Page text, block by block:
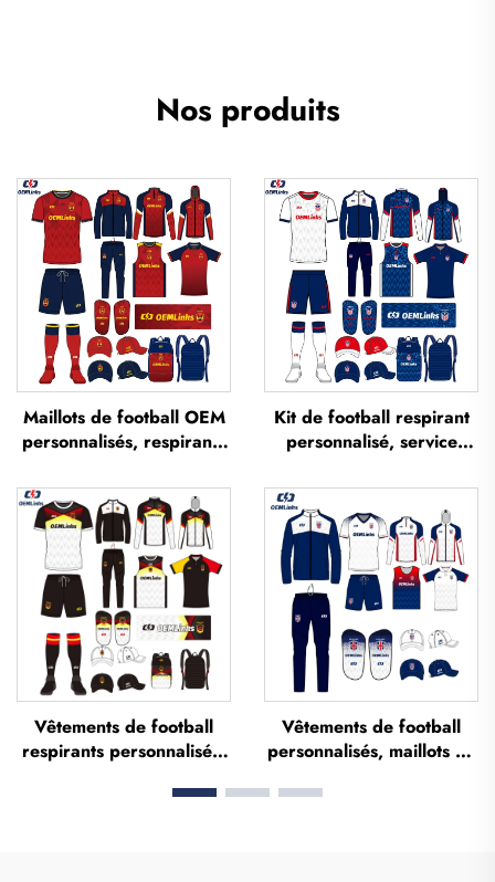
Nos produits
Maillots de football OEM
personnalisés, respirants
sublimation — maillots
d'équipe de football,
vêtements de football, t-
shirts de football
personnalisés
Kit de football respirant
personnalisé, service
personnalisés, tenues
complètes de football,
maillots de football
sublimés
Vêtements de football
respirants personnalisés,
d'uniformes de football, t-
Vêtements de football
personnalisés, maillots de
pour la Thaïlande, kits